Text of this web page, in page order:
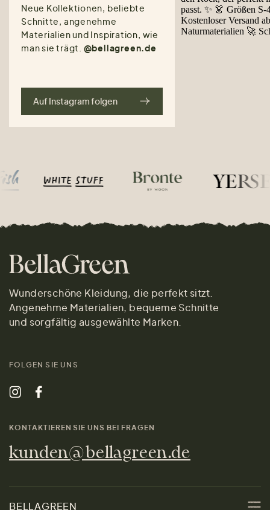
Neue Kollektionen, beliebte
Schnitte, angenehme
Materialien und Inspiration, wie
man sie trägt. @bellagreen.de
Auf Instagram folgen
Wunderschöne Kleidung, die perfekt sitzt.
Angenehme Materialien, bequeme Schnitte
und sorgfältig ausgewählte Marken.
FOLGEN SIE UNS
KONTAKTIEREN SIE UNS BEI FRAGEN
kunden@bellagreen.de
BELLAGREEN